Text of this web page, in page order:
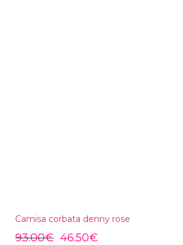
Camisa corbata denny rose
93.00€ 46.50€